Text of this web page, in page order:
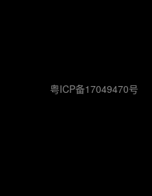
粤ICP备17049470号